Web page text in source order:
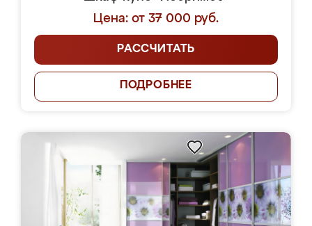
Цена: от 37 000 руб.
РАССЧИТАТЬ
ПОДРОБНЕЕ